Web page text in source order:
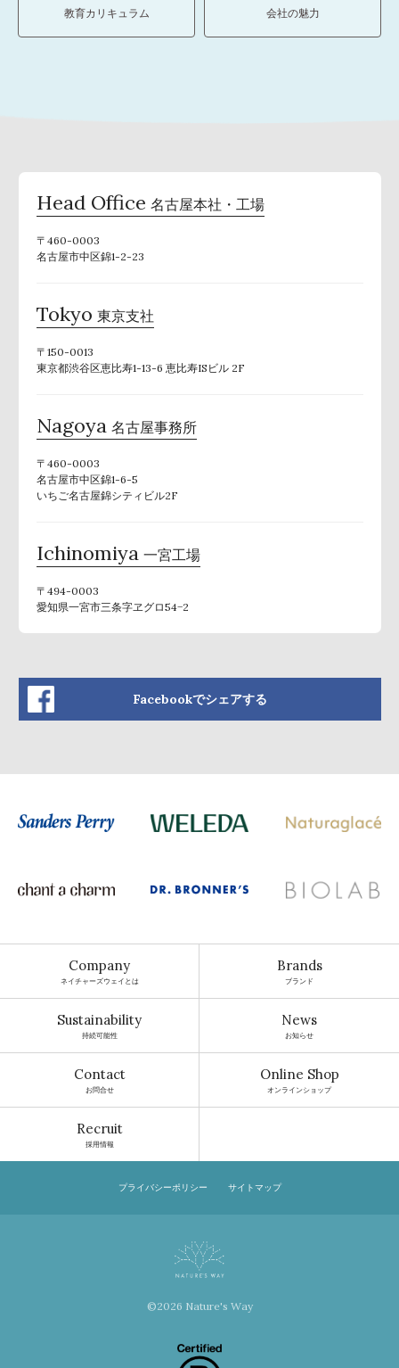
教育カリキュラム 会社の魅力
Head Office 名古屋本社・工場
〒460-0003
名古屋市中区錦1-2-23
Tokyo 東京支社
〒150-0013
東京都渋谷区恵比寿1-13-6 恵比寿ISビル 2F
Nagoya 名古屋事務所
〒460-0003
名古屋市中区錦1-6-5
いちご名古屋錦シティビル2F
Ichinomiya 一宮工場
〒494-0003
愛知県一宮市三条字ヱグロ54−2
Facebookでシェアする
Company
ネイチャーズウェイとは
Brands
ブランド
Sustainability
持続可能性
News
お知らせ
Contact
お問合せ
Online Shop
オンラインショップ
Recruit
採用情報
プライバシーポリシー サイトマップ
©2026 Nature's Way